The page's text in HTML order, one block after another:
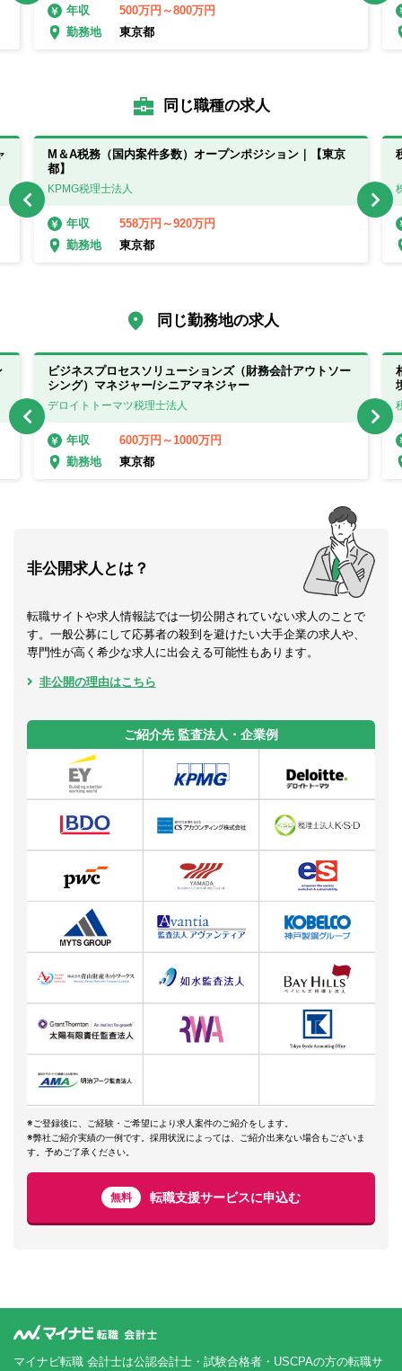
年収
500万円～800万円
勤務地
東京都
同じ職種の求人
M＆A税務（国内案件多数）オープンポジション｜【東京
都】
KPMG税理士法人
年収
558万円～920万円
勤務地
東京都
同じ勤務地の求人
ビジネスプロセスソリューションズ（財務会計アウトソー
シング）マネジャー/シニアマネジャー
デロイトトーマツ税理士法人
年収
600万円～1000万円
勤務地
東京都
非公開求人とは？
転職サイトや求人情報誌では一切公開されていない求人のことで
す。一般公募にして応募者の殺到を避けたい大手企業の求人や、
専門性が高く希少な求人に出会える可能性もあります。
非公開の理由はこちら
ご紹介先 監査法人・企業例
※ご登録後に、ご経験・ご希望により求人案件のご紹介をします。
※弊社ご紹介実績の一例です。採用状況によっては、ご紹介出来ない場合もございま
す。予めご了承ください。
無料 転職支援サービスに申込む
マイナビ転職 会計士は公認会計士・試験合格者・USCPAの方の転職サ